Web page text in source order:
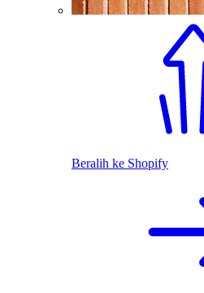
Beralih ke Shopify